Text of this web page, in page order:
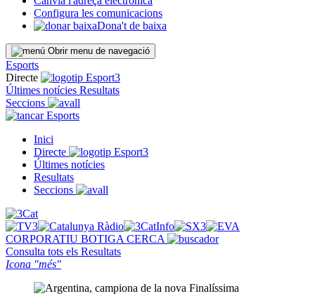
Configura les comunicacions
Dona't de baixa
Obrir menu de navegació
Esports
Directe
Últimes notícies Resultats
Seccions
Esports
Inici
Directe
Últimes notícies
Resultats
Seccions
CORPORATIU BOTIGA CERCA
Consulta tots els Resultats
Icona "més"